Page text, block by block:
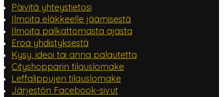
Päivitä yhteystietosi
Ilmoita eläkkeelle jäämisestä
Ilmoita palkattomasta ajasta
Eroa yhdistyksestä
Kysy, ideoi tai anna palautetta
Cityshopparin tilauslomake
Leffalippujen tilauslomake
Järjestön Facebook-sivut